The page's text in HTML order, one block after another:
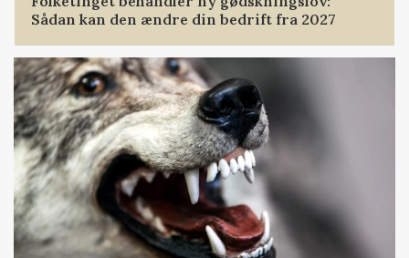
Sådan kan den ændre din bedrift fra 2027